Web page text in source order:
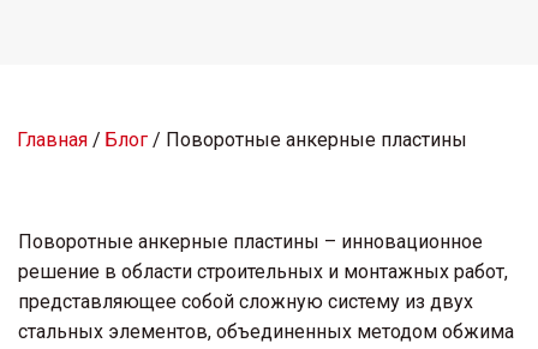
Главная / Блог / Поворотные анкерные пластины
Поворотные анкерные пластины – инновационное
решение в области строительных и монтажных работ,
представляющее собой сложную систему из двух
стальных элементов, объединенных методом обжима